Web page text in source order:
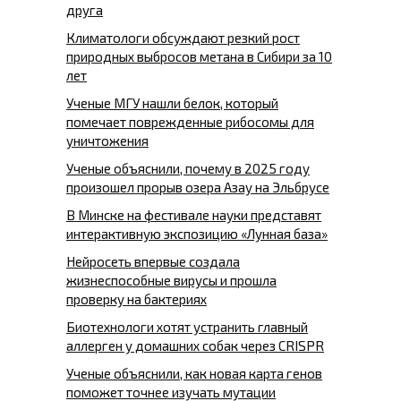
друга
Климатологи обсуждают резкий рост
природных выбросов метана в Сибири за 10
лет
Ученые МГУ нашли белок, который
помечает поврежденные рибосомы для
уничтожения
Ученые объяснили, почему в 2025 году
произошел прорыв озера Азау на Эльбрусе
В Минске на фестивале науки представят
интерактивную экспозицию «Лунная база»
Нейросеть впервые создала
жизнеспособные вирусы и прошла
проверку на бактериях
Биотехнологи хотят устранить главный
аллерген у домашних собак через CRISPR
Ученые объяснили, как новая карта генов
поможет точнее изучать мутации